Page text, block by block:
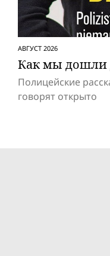
АВГУСТ 2026
Как мы дошли
Полицейские
говорят открыто